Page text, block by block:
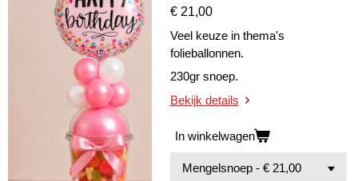
€ 21,00
Veel keuze in thema's
folieballonnen.
230gr snoep.
Bekijk details
In winkelwagen